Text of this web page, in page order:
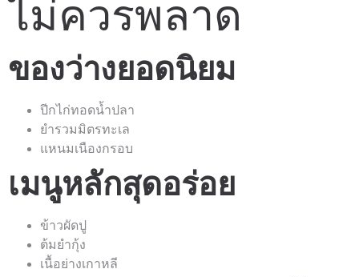
ไม่ควรพลาด
ของว่างยอดนิยม
ปีกไก่ทอดน้ำปลา
ยำรวมมิตรทะเล
แหนมเนืองกรอบ
เมนูหลักสุดอร่อย
ข้าวผัดปู
ต้มยำกุ้ง
เนื้อย่างเกาหลี